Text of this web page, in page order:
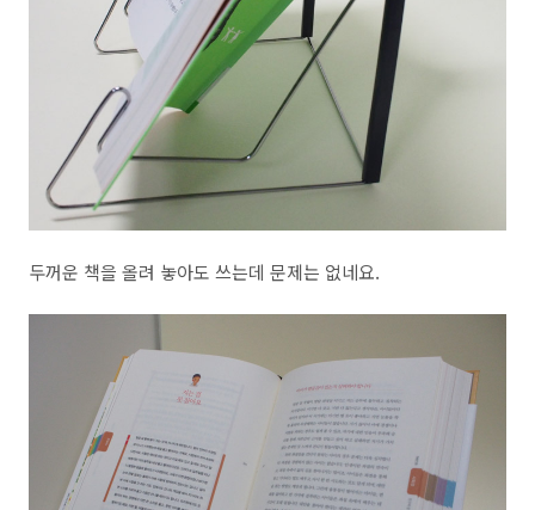
두꺼운 책을 올려 놓아도 쓰는데 문제는 없네요.